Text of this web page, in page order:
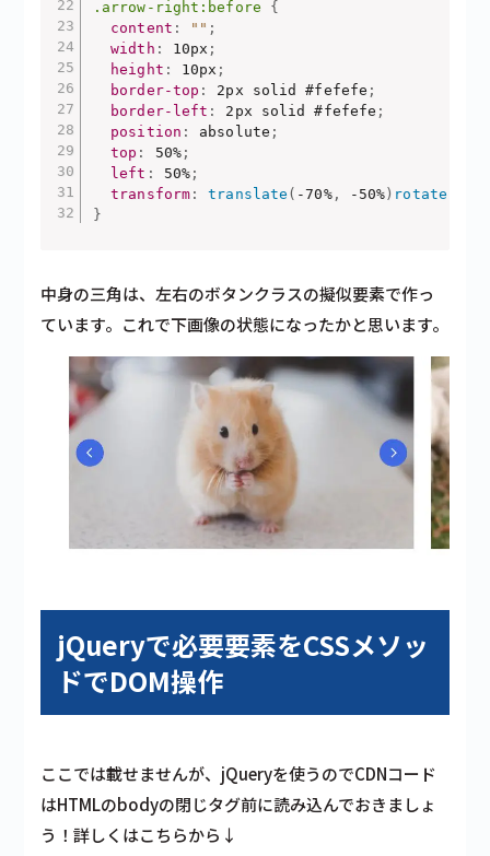
.arrow-right:before
{
content : "" ;
width : 10px ;
height : 10px ;
border-top : 2px solid #fefefe ;
border-left : 2px solid #fefefe ;
position : absolute ;
top : 50%;
left : 50% ;
transform : translate ( -70%, -50% ) rotate
}
中身の三角は、左右のボタンクラスの擬似要素で作っ
ています。これで下画像の状態になったかと思います。
jQueryで必要要素をCSSメソッ
ドでDOM操作
ここでは載せませんが、jQueryを使うのでCDNコード
はHTMLのbodyの閉じタグ前に読み込んでおきましょ
う！詳しくはこちらから↓